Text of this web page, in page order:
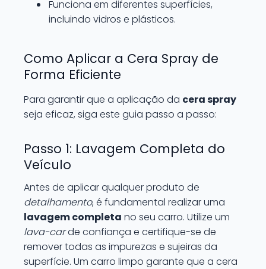
Funciona em diferentes superfícies,
incluindo vidros e plásticos.
Como Aplicar a Cera Spray de
Forma Eficiente
Para garantir que a aplicação da cera spray
seja eficaz, siga este guia passo a passo:
Passo 1: Lavagem Completa do
Veículo
Antes de aplicar qualquer produto de
detalhamento, é fundamental realizar uma
lavagem completa no seu carro. Utilize um
lava-carde confiança e certifique-se de
remover todas as impurezas e sujeiras da
superfície. Um carro limpo garante que a cera